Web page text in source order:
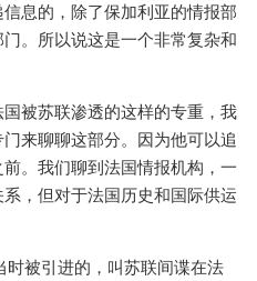
息的，除了保加利亚的情报部
。所以说这是一个非常复杂和
被苏联渗透的这样的专重，我
来聊聊这部分。因为他可以追
。我们聊到法国情报机构，一
，但对于法国历史和国际供运
被引进的，叫苏联间谍在法